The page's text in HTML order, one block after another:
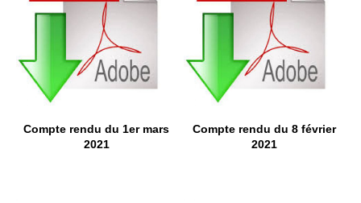
Compte rendu du 1er mars
2021
Compte rendu du 8 février
2021